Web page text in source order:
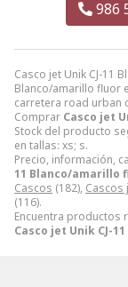
Casco jet Unik CJ-11
Blanco/amarillo fluor
carretera road urban
Comprar Casco jet
Stock del producto
en tallas: xs; s.
Precio, información,
11 Blanco/amarillo
Cascos (182), Cascos
(116).
Encuentra productos
Casco jet Unik CJ-
986